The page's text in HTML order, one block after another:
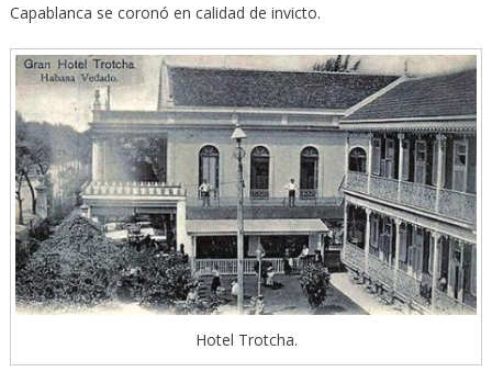
Capablanca se coronó en calidad de invicto.
Hotel Trotcha.